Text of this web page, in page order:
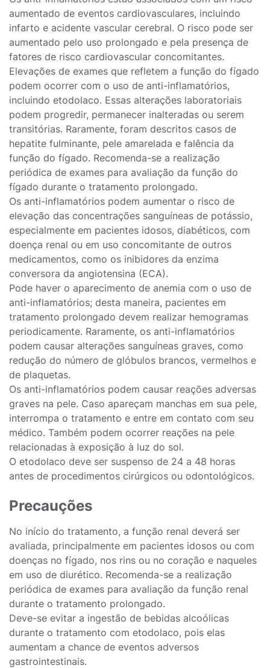
aumentado de eventos cardiovasculares, incluindo
infarto e acidente vascular cerebral. O risco pode ser
aumentado pelo uso prolongado e pela presença de
fatores de risco cardiovascular concomitantes.
Elevações de exames que refletem a função do fígado
podem ocorrer com o uso de anti-inflamatórios,
incluindo etodolaco. Essas alterações laboratoriais
podem progredir, permanecer inalteradas ou serem
transitórias. Raramente, foram descritos casos de
hepatite fulminante, pele amarelada e falência da
função do fígado. Recomenda-se a realização
periódica de exames para avaliação da função do
fígado durante o tratamento prolongado.
Os anti-inflamatórios podem aumentar o risco de
elevação das concentrações sanguíneas de potássio,
especialmente em pacientes idosos, diabéticos, com
doença renal ou em uso concomitante de outros
medicamentos, como os inibidores da enzima
conversora da angiotensina (ECA).
Pode haver o aparecimento de anemia com o uso de
anti-inflamatórios; desta maneira, pacientes em
tratamento prolongado devem realizar hemogramas
periodicamente. Raramente, os anti-inflamatórios
podem causar alterações sanguíneas graves, como
redução do número de glóbulos brancos, vermelhos e
de plaquetas.
Os anti-inflamatórios podem causar reações adversas
graves na pele. Caso apareçam manchas em sua pele,
interrompa o tratamento e entre em contato com seu
médico. Também podem ocorrer reações na pele
relacionadas à exposição à luz do sol.
O etodolaco deve ser suspenso de 24 a 48 horas
antes de procedimentos cirúrgicos ou odontológicos.
Precauções
No início do tratamento, a função renal deverá ser
avaliada, principalmente em pacientes idosos ou com
doenças no fígado, nos rins ou no coração e naqueles
em uso de diurético. Recomenda-se a realização
periódica de exames para avaliação da função renal
durante o tratamento prolongado.
Deve-se evitar a ingestão de bebidas alcoólicas
durante o tratamento com etodolaco, pois elas
aumentam a chance de eventos adversos
gastrointestinais.